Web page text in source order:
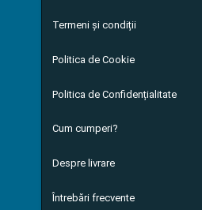
Termeni și condiții
Politica de Cookie
Politica de Confidențialitate
Cum cumperi?
Despre livrare
Întrebări frecvente